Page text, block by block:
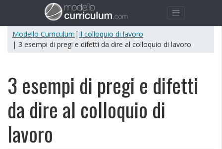
Modello Curriculum | Il colloquio di lavoro
| 3 esempi di pregi e difetti da dire al colloquio di lavoro
3 esempi di pregi e difetti
da dire al colloquio di
lavoro